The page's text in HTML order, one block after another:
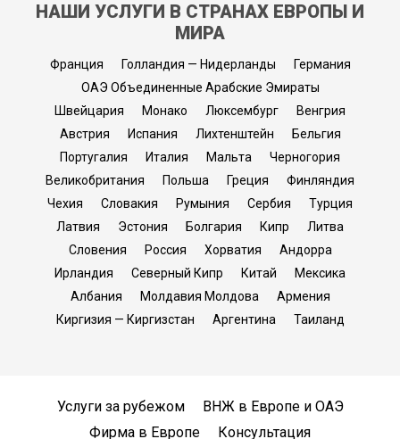
НАШИ УСЛУГИ В СТРАНАХ ЕВРОПЫ И
МИРА
Франция Голландия — Нидерланды
Германия
ОАЭ Объединенные Арабские Эмираты
Швейцария
Монако Люксембург
Венгрия
Австрия
Испания Лихтенштейн
Бельгия
Португалия
Италия Мальта
Черногория
Великобритания
Польша Греция
Финляндия
Чехия
Словакия Румыния Сербия
Турция
Латвия
Эстония Болгария Кипр
Литва
Словения
Россия Хорватия
Андорра
Ирландия
Северный Кипр Китай
Мексика
Албания
Молдавия Молдова
Армения
Киргизия — Киргизстан
Аргентина Таиланд
Услуги за рубежом
ВНЖ в Европе и ОАЭ
Фирма в Европе
Консультация